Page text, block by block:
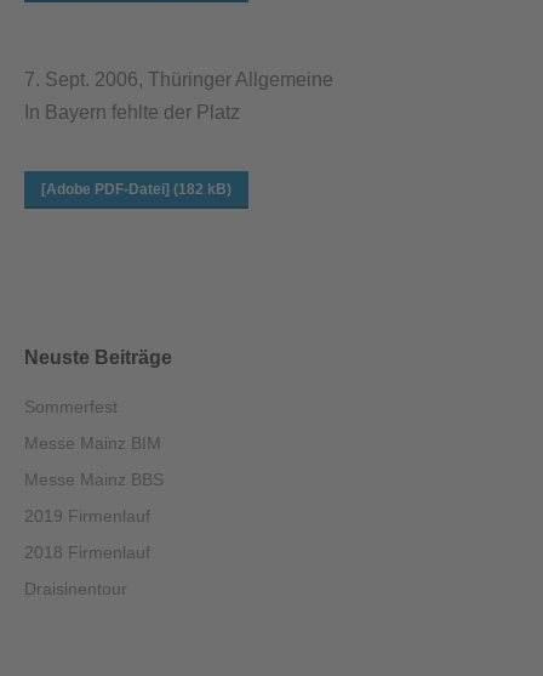
7. Sept. 2006, Thüringer Allgemeine
In Bayern fehlte der Platz
[Adobe PDF-Datei] (182 kB)
Neuste Beiträge
Sommerfest
Messe Mainz BIM
Messe Mainz BBS
2019 Firmenlauf
2018 Firmenlauf
Draisinentour